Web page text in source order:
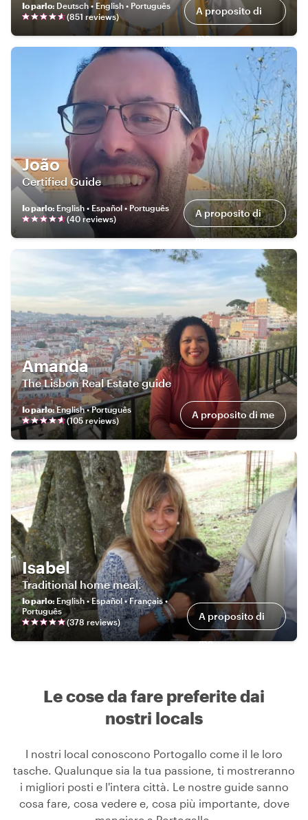
Io parlo: Deutsch • English • Português
(851 reviews) A proposito di
me
João
Certified Guide
Io parlo: English • Español • Português
(40 reviews) A proposito di
me
Amanda
The Lisbon Real Estate guide
Io parlo:English • Português
(105reviews) A proposito di me
Isabel
Traditional home meal.
Io parlo: English • Español • Français •
Português
(378 reviews) A proposito di
me
Le cose da fare preferite dai
nostri locals
I nostri local conoscono Portogallo come il le loro
tasche. Qualunque sia la tua passione, ti mostreranno
i migliori posti e l'intera città. Le nostre guide sanno
cosa fare, cosa vedere e, cosa più importante, dove